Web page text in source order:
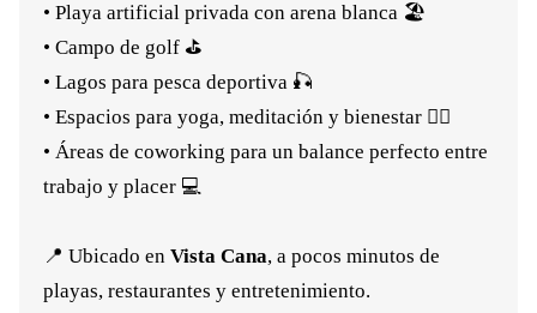
• Playa artificial privada con arena blanca 🏖️
• Campo de golf ⛳
• Lagos para pesca deportiva 🎣
• Espacios para yoga, meditación y bienestar 🧘‍♀️
• Áreas de coworking para un balance perfecto entre
trabajo y placer 💻
📍 Ubicado en Vista Cana, a pocos minutos de
playas, restaurantes y entretenimiento.